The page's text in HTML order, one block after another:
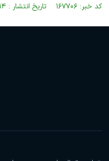
کد خبر: ۱۶۷۷۰۶ تاریخ انتشار : ۱۳۹۷/۱۲/۱۴